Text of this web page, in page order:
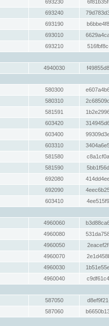
693230
693240
693190
693010
693210
4940030
580300
580310
581591
603420
603400
603310
581580
581590
692080
692090
603410
4960060
4960080
4960050
4960070
4960030
4960040
587050
587060